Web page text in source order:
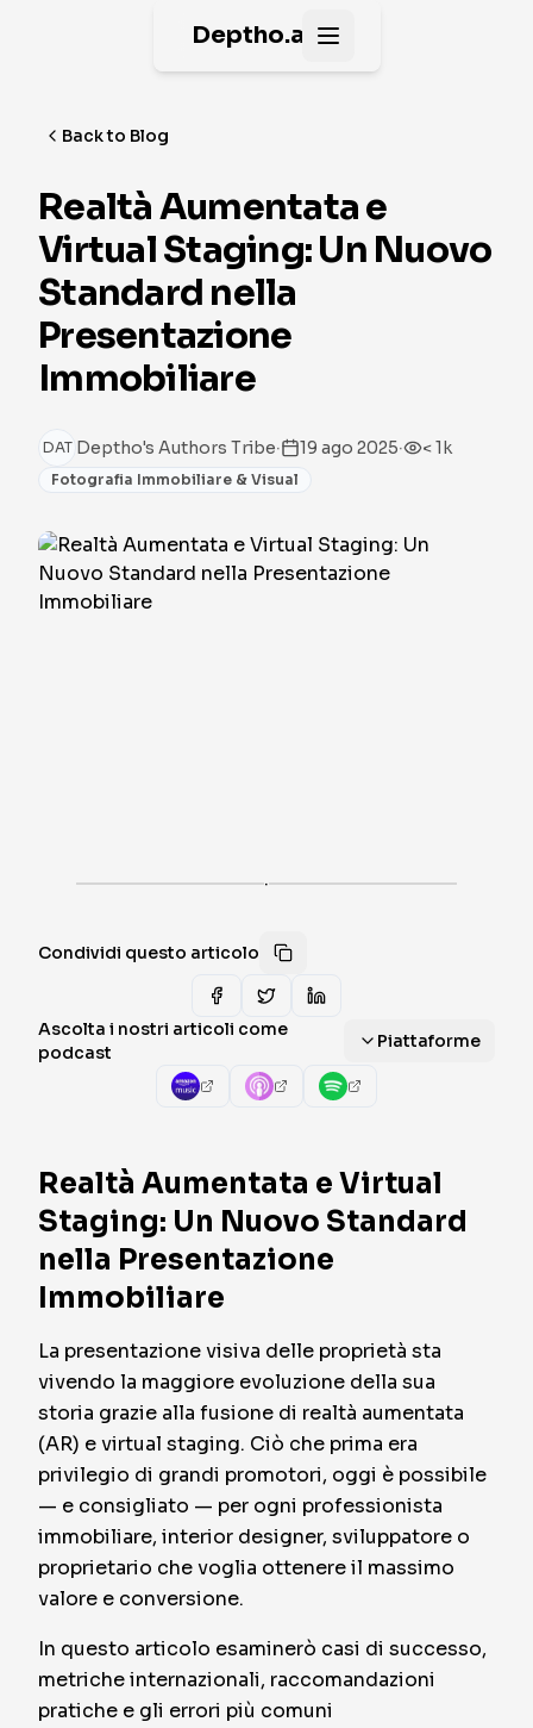
Deptho.ai Open main menu
Back to Blog
Realtà Aumentata e
Virtual Staging: Un Nuovo
Standard nella
Presentazione
Immobiliare
DAT Deptho's Authors Tribe· 19 ago 2025· < 1k
Fotografia Immobiliare & Visual
·
Condividi questo articolo
Ascolta i nostri articoli come
podcast
Piattaforme
Realtà Aumentata e Virtual
Staging: Un Nuovo Standard
nella Presentazione
Immobiliare
La presentazione visiva delle proprietà sta
vivendo la maggiore evoluzione della sua
storia grazie alla fusione di realtà aumentata
(AR) e virtual staging. Ciò che prima era
privilegio di grandi promotori, oggi è possibile
— e consigliato — per ogni professionista
immobiliare, interior designer, sviluppatore o
proprietario che voglia ottenere il massimo
valore e conversione.
In questo articolo esaminerò casi di successo,
metriche internazionali, raccomandazioni
pratiche e gli errori più comuni